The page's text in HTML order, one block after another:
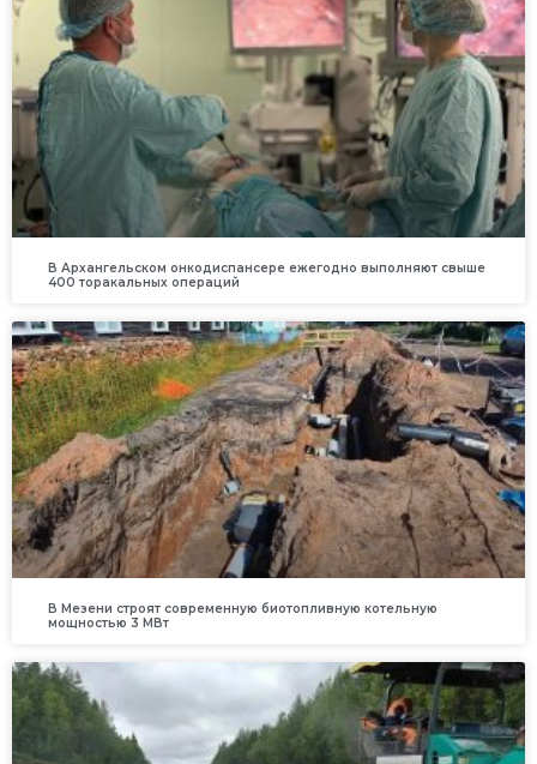
В Архангельском онкодиспансере ежегодно выполняют свыше
400 торакальных операций
В Мезени строят современную биотопливную котельную
мощностью 3 МВт